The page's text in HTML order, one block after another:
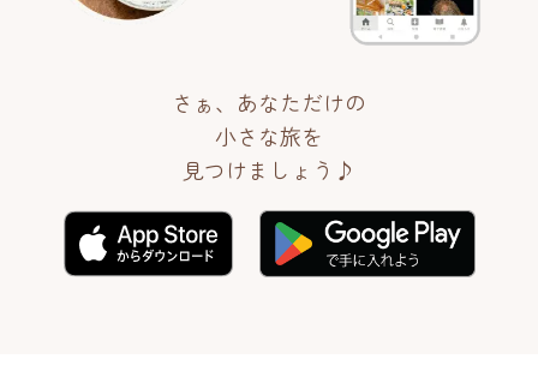
さぁ、あなただけの
小さな旅を
見つけましょう♪